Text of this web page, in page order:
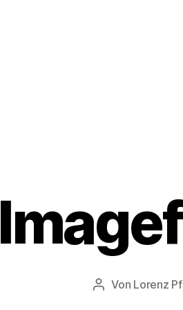
Beitragsautor
Von Lorenz